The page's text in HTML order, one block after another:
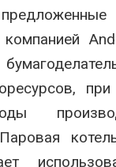
компанией